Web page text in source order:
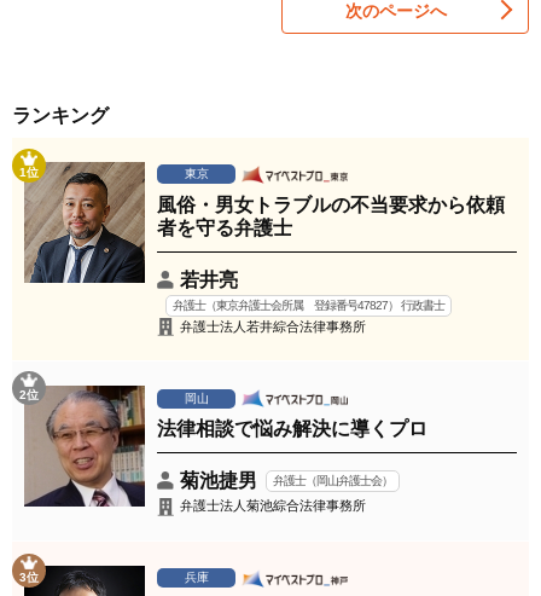
次のページへ
ランキング
1位 東京
風俗・男女トラブルの不当要求から依頼
者を守る弁護士
若井亮
弁護士（東京弁護士会所属 登録番号47827） 行政書士
弁護士法人若井綜合法律事務所
2位 岡山
法律相談で悩み解決に導くプロ
菊池捷男 弁護士（岡山弁護士会）
弁護士法人菊池綜合法律事務所
3位 兵庫